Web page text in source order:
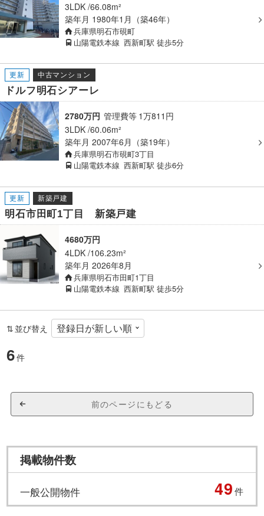
3LDK 66.08m²
築年月 1980年1月（築46年）
兵庫県明石市硯町
山陽電鉄本線 西新町駅 徒歩5分
更新 中古マンション
ドルフ明石シアーレ
3LDK 60.06m²
築年月 2007年6月（築19年）
兵庫県明石市硯町3丁目
山陽電鉄本線 西新町駅 徒歩6分
2780万円 管理費等 1万811 円
更新 新築戸建
明石市田町1丁目 新築戸建
4LDK 106.23m²
築年月 2026年8月
兵庫県明石市田町1丁目
山陽電鉄本線 西新町駅 徒歩5分
4680万円
並び替え
6件
前のページにもどる
掲載物件数
一般公開物件 49件